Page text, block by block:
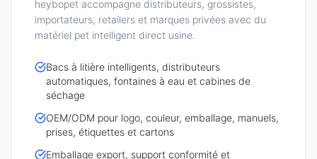
heybopet accompagne distributeurs, grossistes,
importateurs, retailers et marques privées avec du
matériel pet intelligent direct usine.
Bacs à litière intelligents, distributeurs
automatiques, fontaines à eau et cabines de
séchage
OEM/ODM pour logo, couleur, emballage, manuels,
prises, étiquettes et cartons
Emballage export, support conformité et